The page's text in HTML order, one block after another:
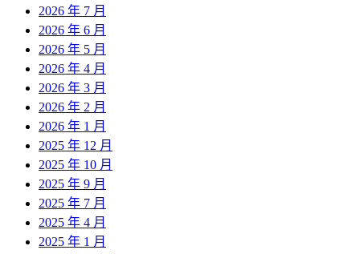
2026 年 7 月
2026 年 6 月
2026 年 5 月
2026 年 4 月
2026 年 3 月
2026 年 2 月
2026 年 1 月
2025 年 12 月
2025 年 10 月
2025 年 9 月
2025 年 7 月
2025 年 4 月
2025 年 1 月